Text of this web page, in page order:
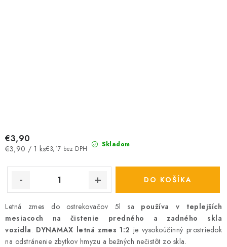
Skladom
€3,17 bez DPH
€3,90
Jednotková
€3,90 / 1 ks
DO KOŠÍKA
Letná zmes do ostrekovačov 5l sa používa v teplejších
mesiacoch na čistenie predného a zadného skla
vozidla. DYNAMAX letná zmes 1:2 je vysokoúčinný prostriedok
na odstránenie zbytkov hmyzu a bežných nečistôt zo skla.